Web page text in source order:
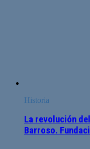
Historia
La revolución
Barroso.